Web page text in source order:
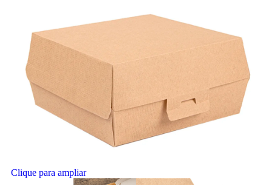
Clique para ampliar